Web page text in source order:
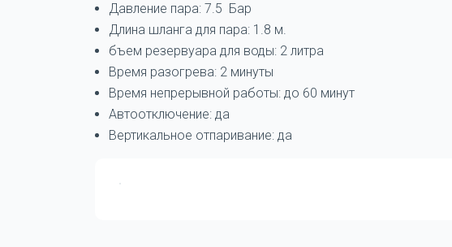
Давление пара: 7.5 Бар
Длина шланга для пара: 1.8 м.
бъем резервуара для воды: 2 литра
Время разогрева: 2 минуты
Время непрерывной работы: до 60 минут
Автоотключение: да
Вертикальное отпаривание: да